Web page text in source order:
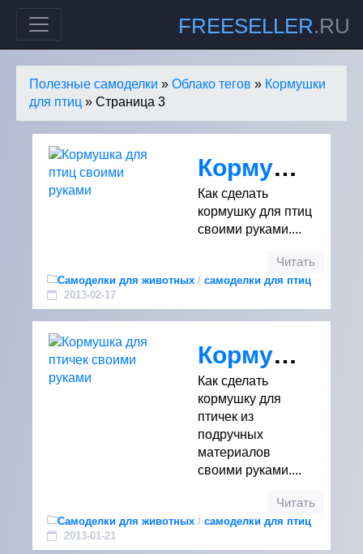
FREESELLER.RU
Полезные самоделки » Облако тегов » Кормушки
для птиц » Страница 3
Кормушка для птиц своими руками
Как сделать
кормушку для птиц
своими руками....
Читать
Самоделки для животных / самоделки для птиц
2013-02-17
Кормушка для птичек своими руками
Как сделать
кормушку для
птичек из
подручных
материалов
своими руками....
Читать
Самоделки для животных / самоделки для птиц
2013-01-21